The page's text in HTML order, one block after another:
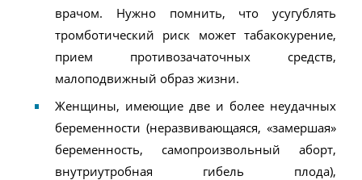
врачом. Нужно помнить, что усугублять
тромботический риск может табакокурение,
прием противозачаточных средств,
малоподвижный образ жизни.
Женщины, имеющие две и более неудачных
беременности (неразвивающаяся, «замершая»
беременность, самопроизвольный аборт,
внутриутробная гибель плода),